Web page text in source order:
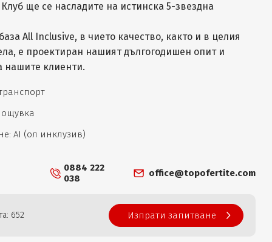
ще се насладите на истинска 5-звездна
All Inclusive, в чието качество, както и в целия
е проектиран нашият дългогодишен опит и
нашите клиенти.
AI (ол инклузив)
0884 222
038
office@topofertite.com
652 Изпрати запитване